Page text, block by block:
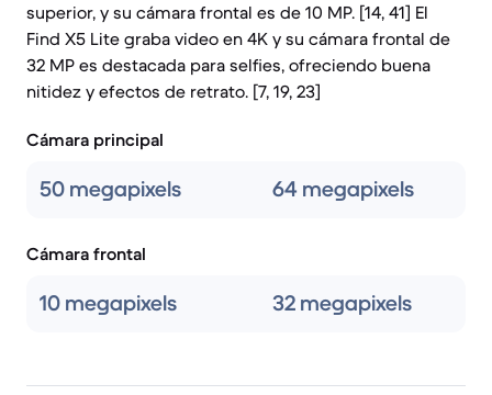
superior, y su cámara frontal es de 10 MP. [14, 41] El
Find X5 Lite graba video en 4K y su cámara frontal de
32 MP es destacada para selfies, ofreciendo buena
nitidez y efectos de retrato. [7, 19, 23]
Cámara principal
50 megapixels 64 megapixels
Cámara frontal
10 megapixels 32 megapixels